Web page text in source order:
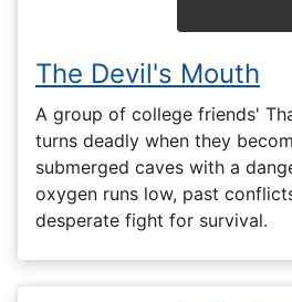
The Devil's Mouth
A group of college friends'
turns deadly when they
submerged caves with a
oxygen runs low, past
desperate fight for survival.